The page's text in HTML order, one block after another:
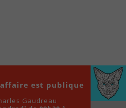
accessibles en un clic!
00:00
est publique
Gaudreau